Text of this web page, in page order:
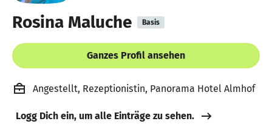
Rosina Maluche Basis
Ganzes Profil ansehen
Angestellt, Rezeptionistin, Panorama Hotel Almhof
Logg Dich ein, um alle Einträge zu sehen.